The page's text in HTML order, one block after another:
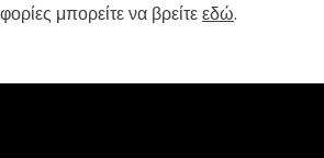
μπορείτε να βρείτεεδώ.